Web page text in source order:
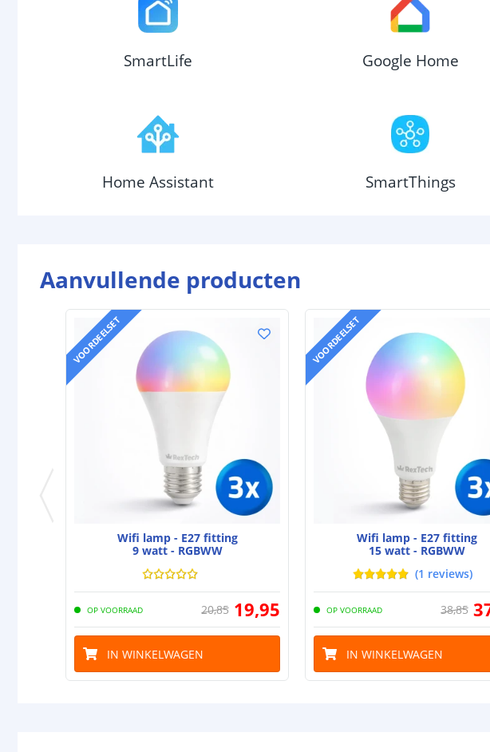
SmartLife Google Home
Home Assistant SmartThings
Aanvullende producten
VOORDEELSET
Wifi lamp - E27 fitting
9 watt - RGBWW
OP VOORRAAD 20,85 19,95
IN WINKELWAGEN
VOORDEELSET
Wifi lamp - E27 fitting
15 watt - RGBWW
(1 reviews)
OP VOORRAAD 38,85
IN WINKELWAGEN